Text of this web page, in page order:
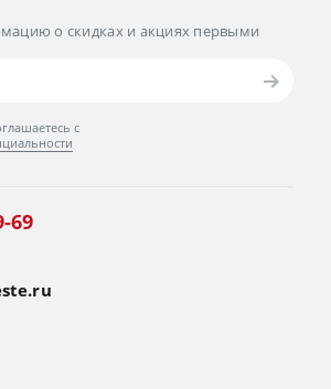
о скидках и акциях первыми
с
69